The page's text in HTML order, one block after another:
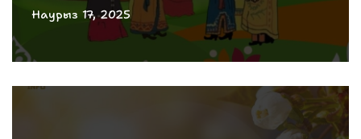
Наурыз 17, 2025